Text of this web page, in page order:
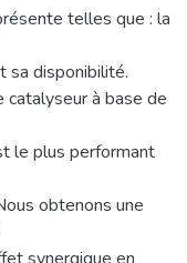
telles que : la
sa disponibilité.
à base de
le plus performant
obtenons une